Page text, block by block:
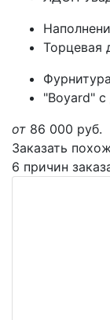
Торцевая
"Boyard"
от 86 000 руб.
Заказать
6 причин